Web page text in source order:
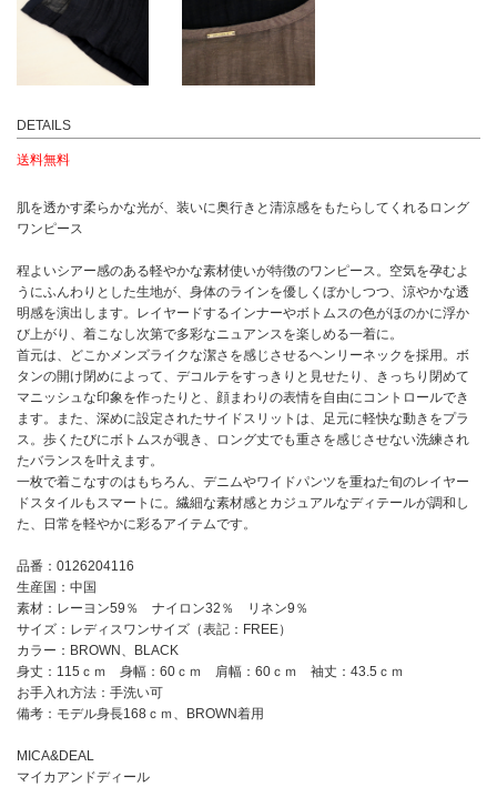
DETAILS
送料無料
肌を透かす柔らかな光が、装いに奥行きと清涼感をもたらしてくれるロング
ワンピース
程よいシアー感のある軽やかな素材使いが特徴のワンピース。空気を孕むよ
うにふんわりとした生地が、身体のラインを優しくぼかしつつ、涼やかな透
明感を演出します。レイヤードするインナーやボトムスの色がほのかに浮か
び上がり、着こなし次第で多彩なニュアンスを楽しめる一着に。
首元は、どこかメンズライクな潔さを感じさせるヘンリーネックを採用。ボ
タンの開け閉めによって、デコルテをすっきりと見せたり、きっちり閉めて
マニッシュな印象を作ったりと、顔まわりの表情を自由にコントロールでき
ます。また、深めに設定されたサイドスリットは、足元に軽快な動きをプラ
ス。歩くたびにボトムスが覗き、ロング丈でも重さを感じさせない洗練され
たバランスを叶えます。
一枚で着こなすのはもちろん、デニムやワイドパンツを重ねた旬のレイヤー
ドスタイルもスマートに。繊細な素材感とカジュアルなディテールが調和し
た、日常を軽やかに彩るアイテムです。
品番：0126204116
生産国：中国
素材：レーヨン59％ ナイロン32％ リネン9％
サイズ：レディスワンサイズ（表記：FREE）
カラー：BROWN、BLACK
身丈：115ｃｍ 身幅：60ｃｍ 肩幅：60ｃｍ 袖丈：43.5ｃｍ
お手入れ方法：手洗い可
備考：モデル身長168ｃｍ、BROWN着用
MICA&DEAL
マイカアンドディール